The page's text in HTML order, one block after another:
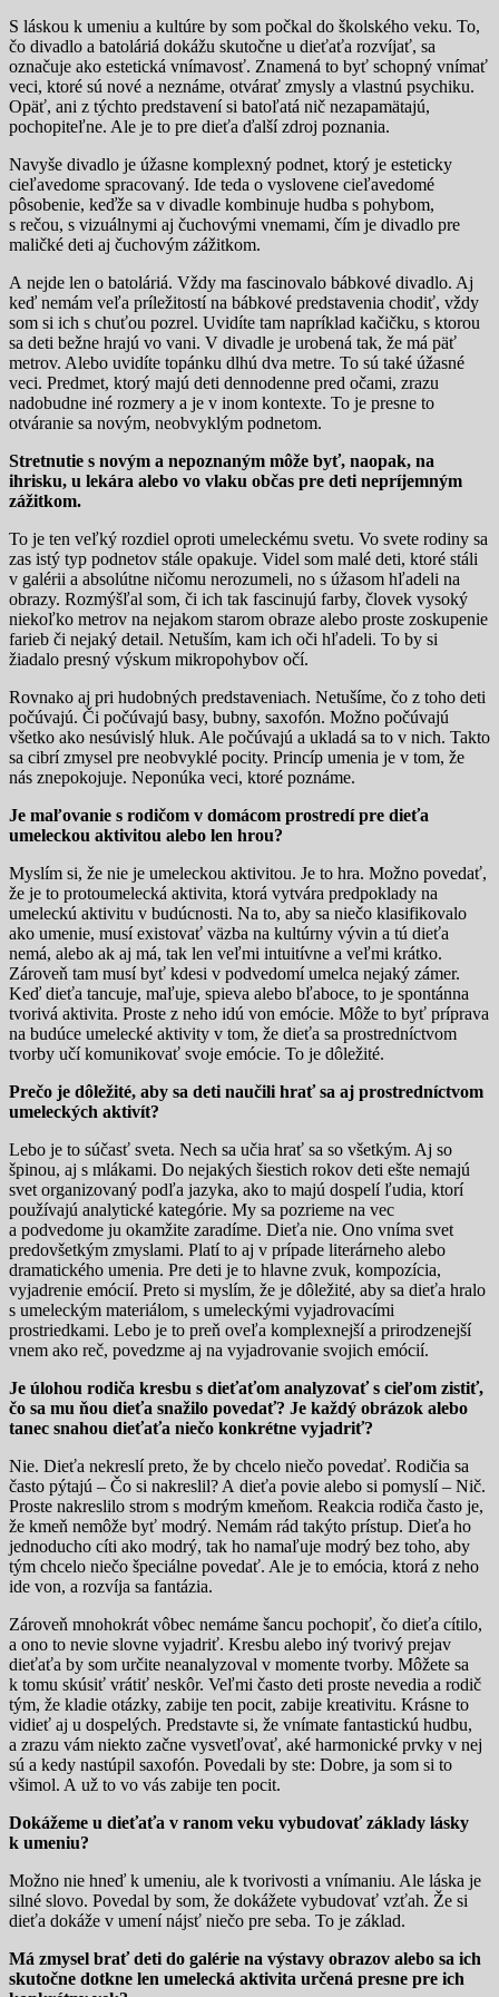
S láskou k umeniu a kultúre by som počkal do školského veku. To,
čo divadlo a batoláriá dokážu skutočne u dieťaťa rozvíjať, sa
označuje ako estetická vnímavosť. Znamená to byť schopný vnímať
veci, ktoré sú nové a neznáme, otvárať zmysly a vlastnú psychiku.
Opäť, ani z týchto predstavení si batoľatá nič nezapamätajú,
pochopiteľne. Ale je to pre dieťa ďalší zdroj poznania.
Navyše divadlo je úžasne komplexný podnet, ktorý je esteticky
cieľavedome spracovaný. Ide teda o vyslovene cieľavedomé
pôsobenie, keďže sa v divadle kombinuje hudba s pohybom,
s rečou, s vizuálnymi aj čuchovými vnemami, čím je divadlo pre
maličké deti aj čuchovým zážitkom.
A nejde len o batoláriá. Vždy ma fascinovalo bábkové divadlo. Aj
keď nemám veľa príležitostí na bábkové predstavenia chodiť, vždy
som si ich s chuťou pozrel. Uvidíte tam napríklad kačičku, s ktorou
sa deti bežne hrajú vo vani. V divadle je urobená tak, že má päť
metrov. Alebo uvidíte topánku dlhú dva metre. To sú také úžasné
veci. Predmet, ktorý majú deti dennodenne pred očami, zrazu
nadobudne iné rozmery a je v inom kontexte. To je presne to
otváranie sa novým, neobvyklým podnetom.
Stretnutie s novým a nepoznaným môže byť, naopak, na
ihrisku, u lekára alebo vo vlaku občas pre deti nepríjemným
zážitkom.
To je ten veľký rozdiel oproti umeleckému svetu. Vo svete rodiny sa
zas istý typ podnetov stále opakuje. Videl som malé deti, ktoré stáli
v galérii a absolútne ničomu nerozumeli, no s úžasom hľadeli na
obrazy. Rozmýšľal som, či ich tak fascinujú farby, človek vysoký
niekoľko metrov na nejakom starom obraze alebo proste zoskupenie
farieb či nejaký detail. Netuším, kam ich oči hľadeli. To by si
žiadalo presný výskum mikropohybov očí.
Rovnako aj pri hudobných predstaveniach. Netušíme, čo z toho deti
počúvajú. Či počúvajú basy, bubny, saxofón. Možno počúvajú
všetko ako nesúvislý hluk. Ale počúvajú a ukladá sa to v nich. Takto
sa cibrí zmysel pre neobvyklé pocity. Princíp umenia je v tom, že
nás znepokojuje. Neponúka veci, ktoré poznáme.
Je maľovanie s rodičom v domácom prostredí pre dieťa
umeleckou aktivitou alebo len hrou?
Myslím si, že nie je umeleckou aktivitou. Je to hra. Možno povedať,
že je to protoumelecká aktivita, ktorá vytvára predpoklady na
umeleckú aktivitu v budúcnosti. Na to, aby sa niečo klasifikovalo
ako umenie, musí existovať väzba na kultúrny vývin a tú dieťa
nemá, alebo ak aj má, tak len veľmi intuitívne a veľmi krátko.
Zároveň tam musí byť kdesi v podvedomí umelca nejaký zámer.
Keď dieťa tancuje, maľuje, spieva alebo bľaboce, to je spontánna
tvorivá aktivita. Proste z neho idú von emócie. Môže to byť príprava
na budúce umelecké aktivity v tom, že dieťa sa prostredníctvom
tvorby učí komunikovať svoje emócie. To je dôležité.
Prečo je dôležité, aby sa deti naučili hrať sa aj prostredníctvom
umeleckých aktivít?
Lebo je to súčasť sveta. Nech sa učia hrať sa so všetkým. Aj so
špinou, aj s mlákami. Do nejakých šiestich rokov deti ešte nemajú
svet organizovaný podľa jazyka, ako to majú dospelí ľudia, ktorí
používajú analytické kategórie. My sa pozrieme na vec
a podvedome ju okamžite zaradíme. Dieťa nie. Ono vníma svet
predovšetkým zmyslami. Platí to aj v prípade literárneho alebo
dramatického umenia. Pre deti je to hlavne zvuk, kompozícia,
vyjadrenie emócií. Preto si myslím, že je dôležité, aby sa dieťa hralo
s umeleckým materiálom, s umeleckými vyjadrovacími
prostriedkami. Lebo je to preň oveľa komplexnejší a prirodzenejší
vnem ako reč, povedzme aj na vyjadrovanie svojich emócií.
Je úlohou rodiča kresbu s dieťaťom analyzovať s cieľom zistiť,
čo sa mu ňou dieťa snažilo povedať? Je každý obrázok alebo
tanec snahou dieťaťa niečo konkrétne vyjadriť?
Nie. Dieťa nekreslí preto, že by chcelo niečo povedať. Rodičia sa
často pýtajú – Čo si nakreslil? A dieťa povie alebo si pomyslí – Nič.
Proste nakreslilo strom s modrým kmeňom. Reakcia rodiča často je,
že kmeň nemôže byť modrý. Nemám rád takýto prístup. Dieťa ho
jednoducho cíti ako modrý, tak ho namaľuje modrý bez toho, aby
tým chcelo niečo špeciálne povedať. Ale je to emócia, ktorá z neho
ide von, a rozvíja sa fantázia.
Zároveň mnohokrát vôbec nemáme šancu pochopiť, čo dieťa cítilo,
a ono to nevie slovne vyjadriť. Kresbu alebo iný tvorivý prejav
dieťaťa by som určite neanalyzoval v momente tvorby. Môžete sa
k tomu skúsiť vrátiť neskôr. Veľmi často deti proste nevedia a rodič
tým, že kladie otázky, zabije ten pocit, zabije kreativitu. Krásne to
vidieť aj u dospelých. Predstavte si, že vnímate fantastickú hudbu,
a zrazu vám niekto začne vysvetľovať, aké harmonické prvky v nej
sú a kedy nastúpil saxofón. Povedali by ste: Dobre, ja som si to
všimol. A už to vo vás zabije ten pocit.
Dokážeme u dieťaťa v ranom veku vybudovať základy lásky
k umeniu?
Možno nie hneď k umeniu, ale k tvorivosti a vnímaniu. Ale láska je
silné slovo. Povedal by som, že dokážete vybudovať vzťah. Že si
dieťa dokáže v umení nájsť niečo pre seba. To je základ.
Má zmysel brať deti do galérie na výstavy obrazov alebo sa ich
skutočne dotkne len umelecká aktivita určená presne pre ich